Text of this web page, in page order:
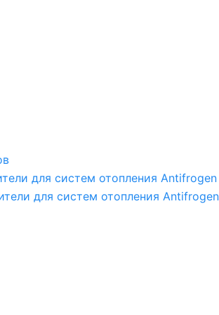
для систем отопления
для систем отопления